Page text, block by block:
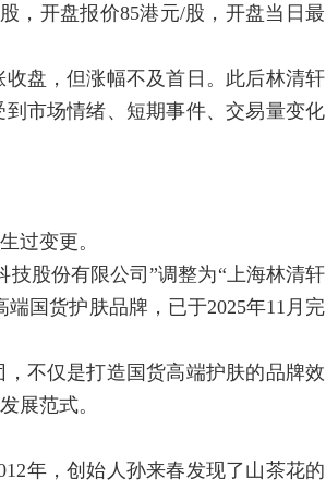
开盘报价85港元/股，开盘当日最
盘，但涨幅不及首日。此后林清轩
市场情绪、短期事件、交易量变化
过变更。
股份有限公司”调整为“上海林清轩
国货护肤品牌，已于2025年11月完
不仅是打造国货高端护肤的品牌效
展范式。
年，创始人孙来春发现了山茶花的